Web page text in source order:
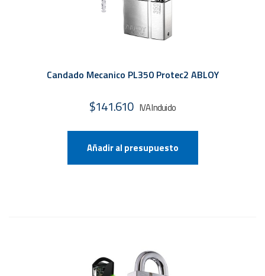
Candado Mecanico PL350 Protec2 ABLOY
$141.610
Añadir al presupuesto